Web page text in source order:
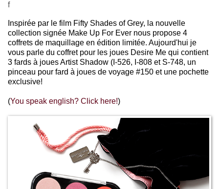
f
Inspirée par le film Fifty Shades of Grey, la nouvelle
collection signée Make Up For Ever nous propose 4
coffrets de maquillage en édition limitée. Aujourd'hui je
vous parle du coffret pour les joues Desire Me qui contient
3 fards à joues Artist Shadow (I-526, I-808 et S-748, un
pinceau pour fard à joues de voyage #150 et une pochette
exclusive!
(You speak english? Click here!)